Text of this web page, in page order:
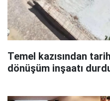
Temel kazısından
dönüşüm inşaatı